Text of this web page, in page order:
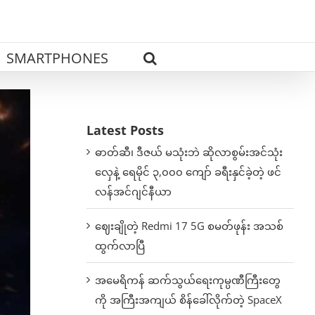
SMARTPHONES
Latest Posts
ဓာတ်ဆီ၊ ဒီဇယ် မသုံးဘဲ ဆိုလာစွမ်းအင်သုံး
လှေနဲ့ ရေမိုင် ၃,၀၀၀ ကျော် ခရီးနှင်ခဲ့တဲ့ ဖင်
လန်အင်ဂျင်နီယာ
ဈေးချိုတဲ့ Redmi 17 5G စမတ်ဖုန်း အသစ်
ထွက်လာပြီ
အမေရိကန် ဆက်သွယ်ရေးကုမ္ပဏီကြီးတွေ
ကို အကြီးအကျယ် စိန်ခေါ်လိုက်တဲ့ SpaceX